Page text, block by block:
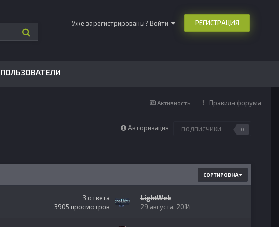
Уже зарегистрированы? Войти РЕГИСТРАЦИЯ
ПОЛЬЗОВАТЕЛИ
Активность Правила форума
Авторизация ПОДПИСЧИКИ 0
СОРТИРОВКА
3 ответа
3905 просмотров
LightWeb
29 августа, 2014